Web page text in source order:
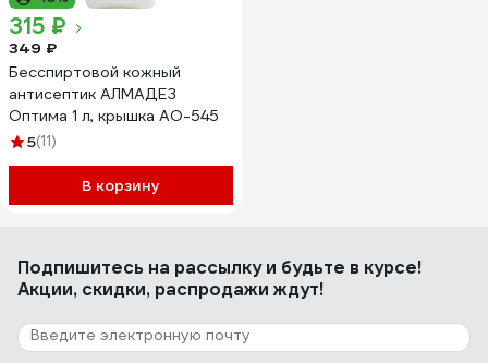
315 ₽
349 ₽
Бесспиртовой кожный
антисептик АЛМАДЕЗ
Оптима 1 л, крышка АО-545
5(11)
В корзину
Подпишитесь на рассылкуи будьте в курсе!
Акции, скидки, распродажи ждут!